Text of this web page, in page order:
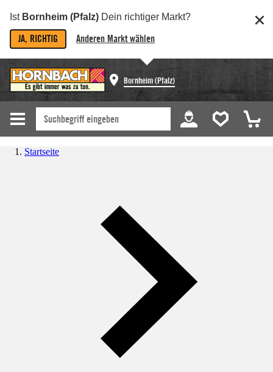
Ist Bornheim (Pfalz) Dein richtiger Markt?
JA, RICHTIG Anderen Markt wählen
Bornheim (Pfalz)
Startseite